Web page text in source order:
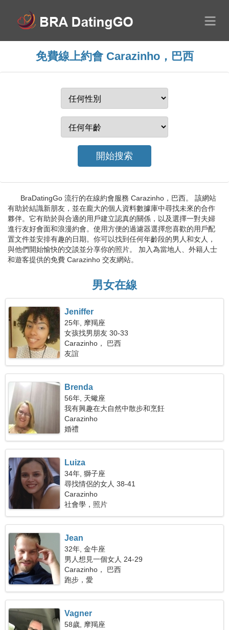
免費線上約會 Carazinho，巴西
BraDatingGo 流行的在線約會服務 Carazinho，巴西。 該網站
有助於結識新朋友，並在龐大的個人資料數據庫中尋找未來的合作
夥伴。它有助於與合適的用戶建立認真的關係，以及選擇一對夫婦
進行友好會面和浪漫約會。使用方便的過濾器選擇您喜歡的用戶配
置文件並安排有趣的日期。你可以找到任何年齡段的男人和女人，
與他們開始愉快的交談並分享你的照片。 加入為當地人、外籍人士
和遊客提供的免費 Carazinho 交友網站。
男女在線
Jeniffer
25年, 摩羯座
女孩找男朋友 30-33
Carazinho， 巴西
友誼
Brenda
56年, 天蠍座
我有興趣在大自然中散步和烹飪
Carazinho
婚禮
Luiza
34年, 獅子座
尋找情侶的女人 38-41
Carazinho
社會學，照片
Jean
32年, 金牛座
男人想見一個女人 24-29
Carazinho， 巴西
跑步，愛
Vagner
58歲, 摩羯座